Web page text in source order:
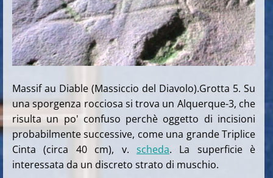
Massif au Diable (Massiccio del Diavolo).Grotta 5. Su
una sporgenza rocciosa si trova un Alquerque-3, che
risulta un po' confuso perchè oggetto di incisioni
probabilmente successive, come una grande Triplice
Cinta (circa 40 cm), v. scheda. La superficie è
interessata da un discreto strato di muschio.